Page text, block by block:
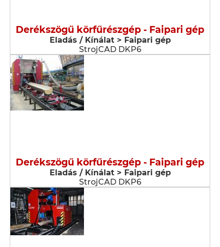
Derékszögű körfűrészgép - Faipari gép
Eladás / Kínálat > Faipari gép
StrojCAD DKP6
Derékszögű körfűrészgép - Faipari gép
Eladás / Kínálat > Faipari gép
StrojCAD DKP6